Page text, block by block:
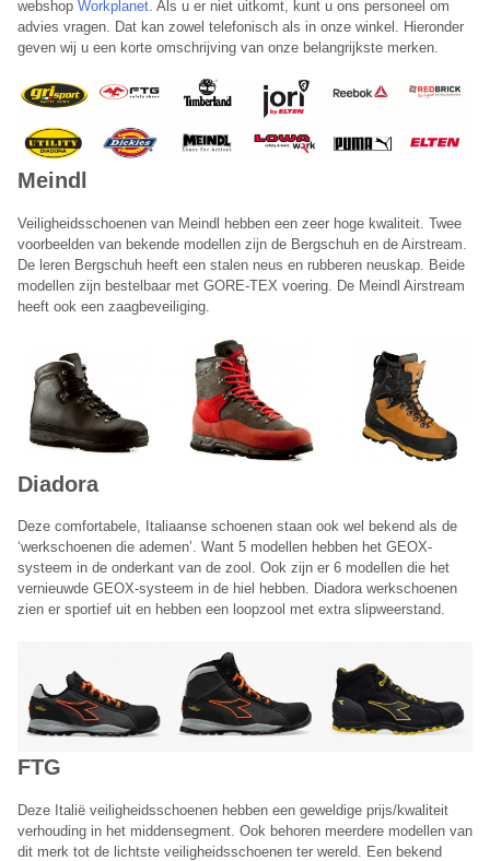
webshop Workplanet . Als u er niet uitkomt, kunt u ons personeel om
advies vragen. Dat kan zowel telefonisch als in onze winkel. Hieronder
geven wij u een korte omschrijving van onze belangrijkste merken.
Meindl
Veiligheidsschoenen van Meindl hebben een zeer hoge kwaliteit. Twee
voorbeelden van bekende modellen zijn de Bergschuh en de Airstream.
De leren Bergschuh heeft een stalen neus en rubberen neuskap. Beide
modellen zijn bestelbaar met GORE-TEX voering. De Meindl Airstream
heeft ook een zaagbeveiliging.
Diadora
Deze comfortabele, Italiaanse schoenen staan ook wel bekend als de
‘werkschoenen die ademen’. Want 5 modellen hebben het GEOX-
systeem in de onderkant van de zool. Ook zijn er 6 modellen die het
vernieuwde GEOX-systeem in de hiel hebben. Diadora werkschoenen
zien er sportief uit en hebben een loopzool met extra slipweerstand.
FTG
Deze Italië veiligheidsschoenen hebben een geweldige prijs/kwaliteit
verhouding in het middensegment. Ook behoren meerdere modellen van
dit merk tot de lichtste veiligheidsschoenen ter wereld. Een bekend
Planet Group belt je terug
Laat hieronder je telefoonnummer achter en je wordt direct
Telefoonnummer:
Onze terugbelservice is beschikbaar van maandag t/m vrijdag
tussen 09:00 – 17:00 uur.
Annuleren